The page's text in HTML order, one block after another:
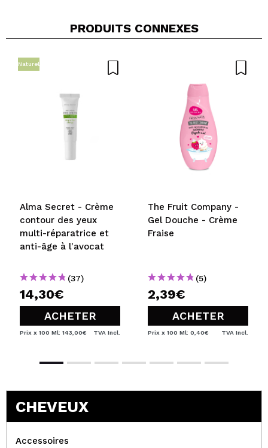
Votre vidéo pourrait être la première. Imaginez...
Recommandez-vous cet achat? Oui Non
PRODUITS CONNEXES
Naturel
Alma Secret - Crème
contour des yeux
multi-réparatrice et
anti-âge à l'avocat
(37)
14,30€
ACHETER
Prix x 100 Ml: 143,00€ TVA Incl.
The Fruit Company -
Gel Douche - Crème
Fraise
(5)
2,39€
ACHETER
Prix x 100 Ml: 0,40€ TVA Incl.
CHEVEUX
Accessoires